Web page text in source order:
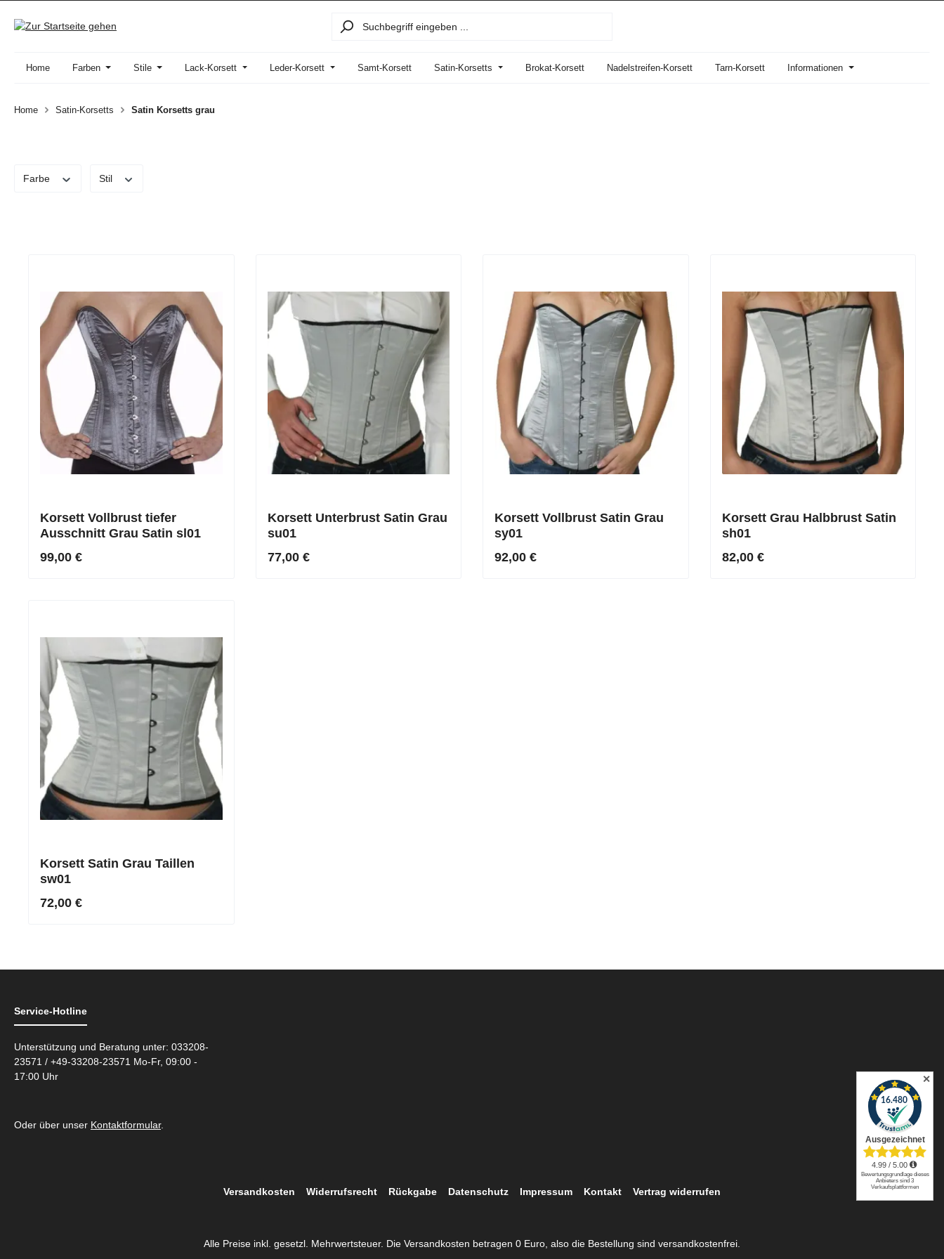
Home Farben Stile Lack-Korsett Leder-Korsett Samt-Korsett Satin-Korsetts Brokat-Korsett Nadelstreifen-Korsett Tarn-Korsett Informationen
Home Satin-Korsetts Satin Korsetts grau
Farbe Stil
Korsett Vollbrust tiefer
Ausschnitt Grau Satin sl01
99,00 €
Korsett Unterbrust Satin Grau
su01
77,00 €
Korsett Vollbrust Satin Grau
sy01
92,00 €
Korsett Grau Halbbrust Satin
sh01
82,00 €
Korsett Satin Grau Taillen
sw01
72,00 €
Service-Hotline
Unterstützung und Beratung unter: 033208-
23571 / +49-33208-23571 Mo-Fr, 09:00 -
17:00 Uhr
Oder über unser Kontaktformular.
Versandkosten Widerrufsrecht Rückgabe Datenschutz Impressum Kontakt Vertrag widerrufen
Alle Preise inkl. gesetzl. Mehrwertsteuer. Die Versandkosten betragen 0 Euro, also die Bestellung sind versandkostenfrei.
✕